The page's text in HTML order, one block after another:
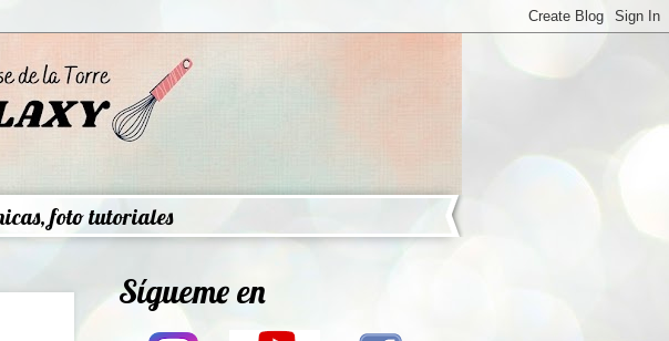
foto tutoriales
Sígueme en